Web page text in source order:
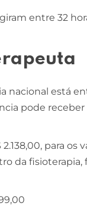
entre 32
nacional está
pode receber
para os
da fisioterapia,
SE!